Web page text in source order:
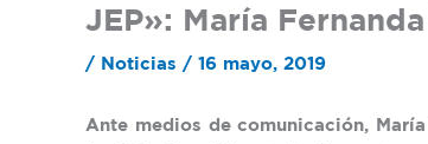
JEP»: María
/ Noticias / 16 mayo, 2019
Ante medios de comunicación,